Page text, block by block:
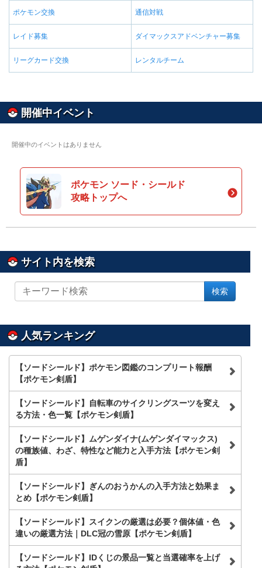
ポケモン交換 通信対戦
レイド募集 ダイマックスアドベンチャー募集
リーグカード交換 レンタルチーム
開催中イベント
開催中のイベントはありません
ポケモン ソード・シールド
攻略トップへ
サイト内を検索
イ
を
検
索
検索
人気ランキング
【ソードシールド】ポケモン図鑑のコンプリート報酬
【ポケモン剣盾】
【ソードシールド】自転車のサイクリングスーツを変え
る方法・色一覧【ポケモン剣盾】
【ソードシールド】ムゲンダイナ(ムゲンダイマックス)
の種族値、わざ、特性など能力と入手方法【ポケモン剣
盾】
【ソードシールド】ぎんのおうかんの入手方法と効果ま
とめ【ポケモン剣盾】
【ソードシールド】スイクンの厳選は必要？個体値・色
違いの厳選方法｜DLC冠の雪原【ポケモン剣盾】
【ソードシールド】IDくじの景品一覧と当選確率を上げ